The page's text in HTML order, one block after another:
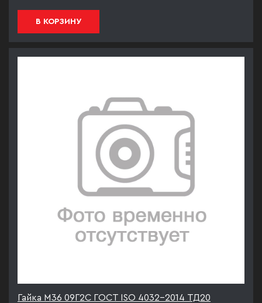
В КОРЗИНУ
Гайка М36 09Г2С ГОСТ ISO 4032-2014 ТД20